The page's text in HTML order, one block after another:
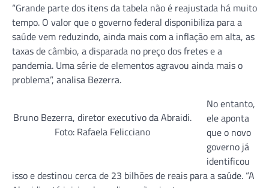
“Grande parte dos itens da tabela não é reajustada há muito
tempo. O valor que o governo federal disponibiliza para a
saúde vem reduzindo, ainda mais com a inflação em alta, as
taxas de câmbio, a disparada no preço dos fretes e a
pandemia. Uma série de elementos agravou ainda mais o
problema”, analisa Bezerra.
Bruno Bezerra, diretor executivo da Abraidi.
Foto: Rafaela Felicciano
No entanto,
ele aponta
que o novo
governo já
identificou
isso e destinou cerca de 23 bilhões de reais para a saúde. “A